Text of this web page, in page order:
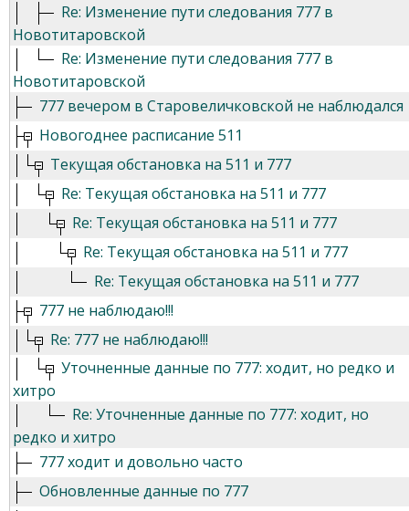
Re: Изменение пути следования 777 в
Новотитаровской
Re: Изменение пути следования 777 в
Новотитаровской
777 вечером в Старовеличковской не наблюдался
Новогоднее расписание 511
Текущая обстановка на 511 и 777
Re: Текущая обстановка на 511 и 777
Re: Текущая обстановка на 511 и 777
Re: Текущая обстановка на 511 и 777
Re: Текущая обстановка на 511 и 777
777 не наблюдаю!!!
Re: 777 не наблюдаю!!!
Уточненные данные по 777: ходит, но редко и
хитро
Re: Уточненные данные по 777: ходит, но
редко и хитро
777 ходит и довольно часто
Обновленные данные по 777